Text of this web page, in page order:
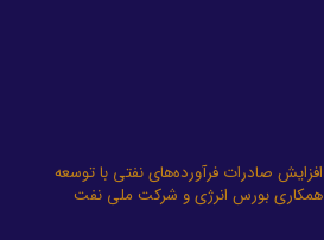
افزایش صادرات فرآورده‌های نفتی با توسعه
همکاری‌ بورس انرژی و شرکت ملی نفت